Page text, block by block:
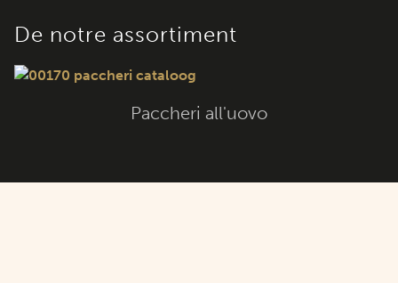
De notre assortiment
Paccheri all'uovo